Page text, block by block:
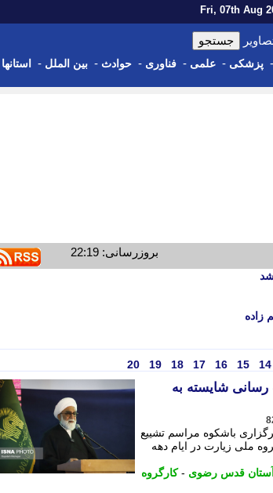
- پزشکی - علمی - فناوری - حوادث - بین الملل - استانها
بروزرسانی: 22:19
شد
زاده
14
15
16
17
18
19
20
رسانی شایسته به
باشکوه مراسم تشییع
ملی زیارت در ایام دهه
آستان قدس رضوی -کارگروه